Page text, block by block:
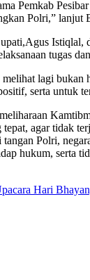
Pemkab
Polri,” lanjut
tugas
lagi bukan
serta untuk
agar tidak
Polri,
hukum, serta
Hari